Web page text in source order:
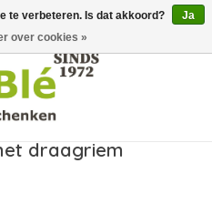
draagriem
te verbeteren. Is dat akkoord?
Ja
over cookies »